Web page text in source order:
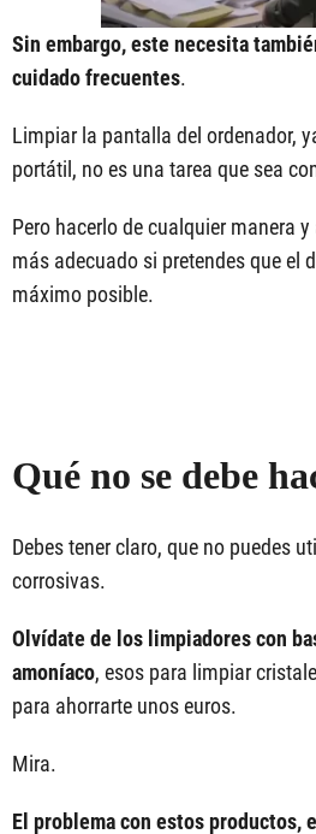
Sin embargo, este necesita
cuidado frecuentes.
Limpiar la pantalla del ordenador,
portátil, no es una tarea que sea
Pero hacerlo de cualquier manera
más adecuado si pretendes que el
máximo posible.
Qué no se debe
Debes tener claro, que no puedes
corrosivas.
Olvídate de los limpiadores con
amoníaco, esos para limpiar
para ahorrarte unos euros.
Mira.
El problema con estos productos,